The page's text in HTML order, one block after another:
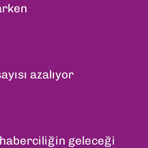
azalıyor
geleceği